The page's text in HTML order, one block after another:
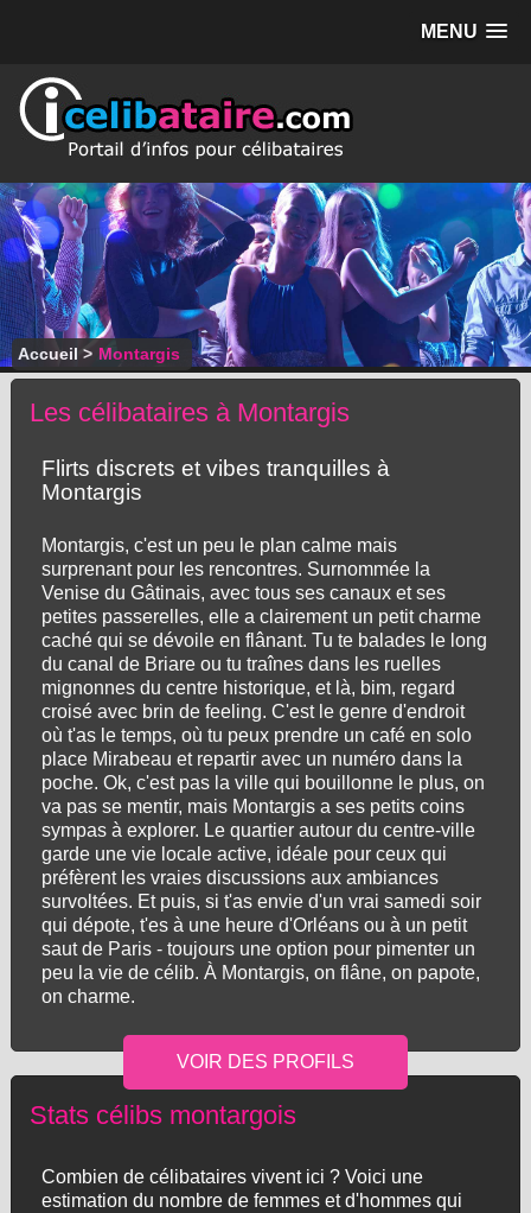
MENU
Accueil > Montargis
Les célibataires à Montargis
Flirts discrets et vibes tranquilles à
Montargis
Montargis, c'est un peu le plan calme mais
surprenant pour les rencontres. Surnommée la
Venise du Gâtinais, avec tous ses canaux et ses
petites passerelles, elle a clairement un petit charme
caché qui se dévoile en flânant. Tu te balades le long
du canal de Briare ou tu traînes dans les ruelles
mignonnes du centre historique, et là, bim, regard
croisé avec brin de feeling. C'est le genre d'endroit
où t'as le temps, où tu peux prendre un café en solo
place Mirabeau et repartir avec un numéro dans la
poche. Ok, c'est pas la ville qui bouillonne le plus, on
va pas se mentir, mais Montargis a ses petits coins
sympas à explorer. Le quartier autour du centre-ville
garde une vie locale active, idéale pour ceux qui
préfèrent les vraies discussions aux ambiances
survoltées. Et puis, si t'as envie d'un vrai samedi soir
qui dépote, t'es à une heure d'Orléans ou à un petit
saut de Paris - toujours une option pour pimenter un
peu la vie de célib. À Montargis, on flâne, on papote,
on charme.
Stats célibs montargois
Combien de célibataires vivent ici ? Voici une
estimation du nombre de femmes et d'hommes qui